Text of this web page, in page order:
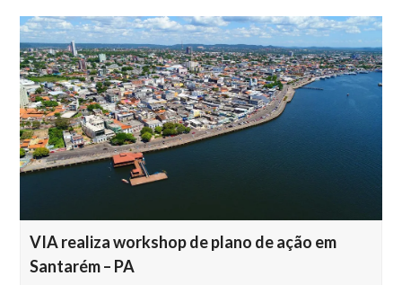
VIA realiza workshop de plano de ação em
Santarém – PA